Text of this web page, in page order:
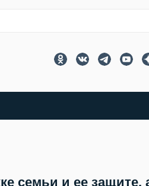
семьи и ее защите,